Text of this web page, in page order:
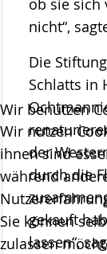
ob sie sich
nicht“,
Die
Schlatts in
der
durch die
gekauft
lassen“,
Wir benutzen
Wir nutzen
ihnen sind
während
Sie können
zulassen